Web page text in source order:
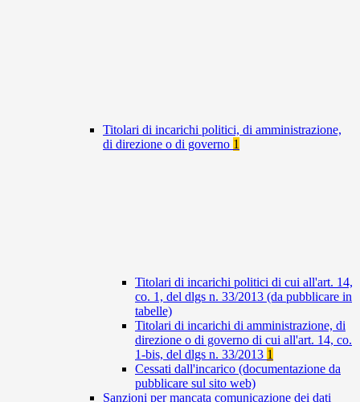
Titolari di incarichi politici, di amministrazione,
di direzione o di governo 1
Titolari di incarichi politici di cui all'art. 14,
co. 1, del dlgs n. 33/2013 (da pubblicare in
tabelle)
Titolari di incarichi di amministrazione, di
direzione o di governo di cui all'art. 14, co.
1-bis, del dlgs n. 33/2013 1
Cessati dall'incarico (documentazione da
pubblicare sul sito web)
Sanzioni per mancata comunicazione dei dati